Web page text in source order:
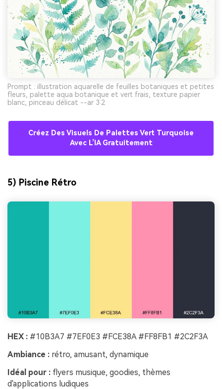
Prompt : illustration aquarelle de feuilles botaniques et petites
fleurs, palette aqua botanique et vert frais, texture papier
blanc, pinceau délicat --ar 3:2
Créez Des Visuels De Palettes Vert Turquoise
Avec L’IA Gratuitement
5) Piscine Rétro
HEX : #10B3A7 #7EF0E3 #FCE38A #FF8FB1 #2C2F3A
Ambiance : rétro, amusant, dynamique
Idéal pour : flyers musique, goodies, thèmes
d'applications ludiques